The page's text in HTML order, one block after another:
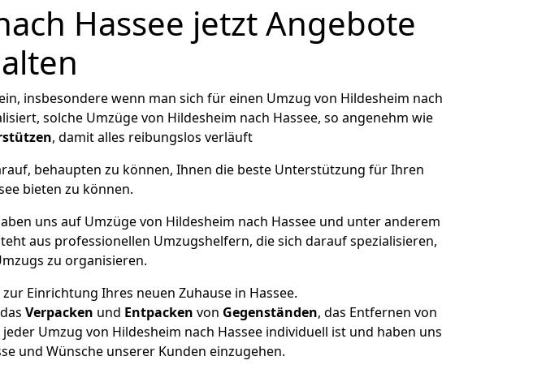
Hassee jetzt Angebote
insbesondere wenn man sich für einen Umzug von Hildesheim nach
solche Umzüge von Hildesheim nach Hassee, so angenehm wie
, damit alles reibungslos verläuft
behaupten zu können, Ihnen die beste Unterstützung für Ihren
bieten zu können.
uns auf Umzüge von Hildesheim nach Hassee und unter anderem
aus professionellen Umzugshelfern, die sich darauf spezialisieren,
zu organisieren.
Einrichtung Ihres neuen Zuhause in Hassee.
Verpacken und Entpacken von Gegenständen, das Entfernen von
Umzug von Hildesheim nach Hassee individuell ist und haben uns
und Wünsche unserer Kunden einzugehen.